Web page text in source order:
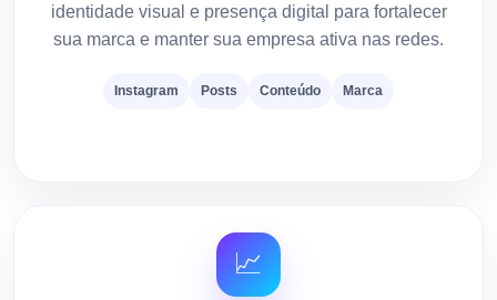
identidade visual e presença digital para fortalecer
sua marca e manter sua empresa ativa nas redes.
Instagram Posts Conteúdo Marca
📈